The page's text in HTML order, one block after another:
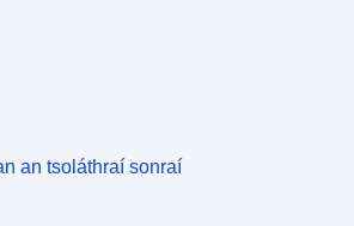
an tsoláthraí sonraí